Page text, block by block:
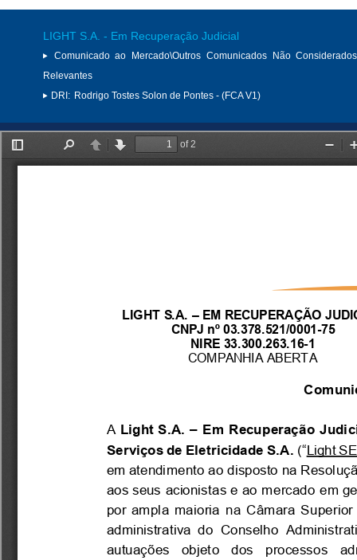
LIGHT S.A. - Em Recuperação Judicial
Comunicado ao Mercado\Outros Comunicados Não
Relevantes
DRI: Rodrigo Tostes Solon de Pontes - (FCA V1)